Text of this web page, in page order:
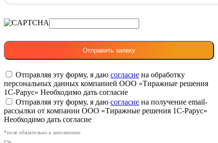
Отправляя эту форму, я даю согласие на обработку
персональных данных компанией ООО «Тиражные решения
1С-Рарус» Необходимо дать согласие
Отправляя эту форму, я даю согласие на получение email-
рассылки от компании ООО «Тиражные решения 1С-Рарус»
Необходимо дать согласие
*поле обязательно к заполнению